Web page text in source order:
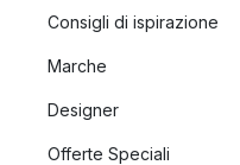
Consigli di ispirazione
Marche
Designer
Offerte Speciali